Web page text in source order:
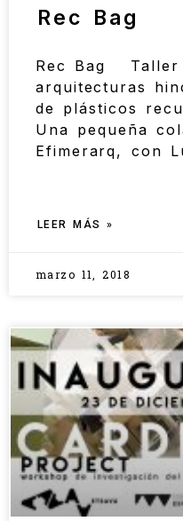
Rec Bag
Rec Bag Taller
arquitecturas
de plásticos
Una pequeña
Efimerarq, con
LEER MÁS »
marzo 11, 2018